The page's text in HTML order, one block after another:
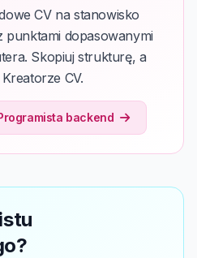
CV na stanowisko
punktami dopasowanymi
Skopiuj strukturę, a
CV.
backend